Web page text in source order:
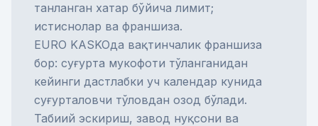
танланган хатар бўйича лимит;
истиснолар ва франшиза.
EURO KASKOда вақтинчалик франшиза
бор: суғурта мукофоти тўланганидан
кейинги дастлабки уч календар кунида
суғурталовчи тўловдан озод бўлади.
Табиий эскириш, завод нуқсони ва